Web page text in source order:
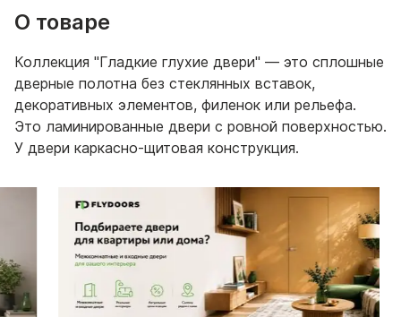
О товаре
Коллекция "Гладкие глухие двери" — это сплошные
дверные полотна без стеклянных вставок,
декоративных элементов, филенок или рельефа.
Это ламинированные двери с ровной поверхностью.
У двери каркасно-щитовая конструкция.